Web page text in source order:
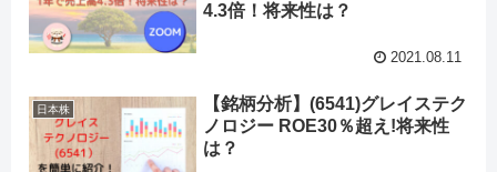
4.3倍！将来性は？
2021.08.11
日本株
【銘柄分析】(6541)グレイステク
ノロジー ROE30％超え!将来性
は？